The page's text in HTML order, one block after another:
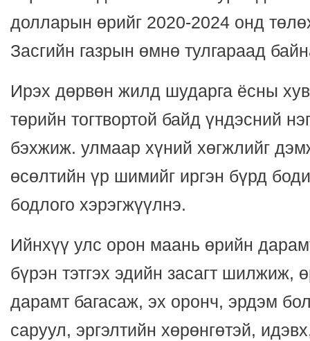
долларын өрийг 2020-2024 онд
Засгийн газрын өмнө тулгараад
Ирэх дөрвөн жилд шударга ёсны
төрийн тогтвортой байд үндэсний
бэхжиж. улмаар хүний хөгжлийг
өсөлтийн үр шимийг иргэн бүрд
бодлого хэрэгжүүлнэ.
Ийнхүү улс орон маань өрийн
бүрэн тэтгэх эдийн засагт шилжиж,
дарамт багасаж, эх оронч, эрдэм
саруул, эргэлтийн хөрөнгөтэй,